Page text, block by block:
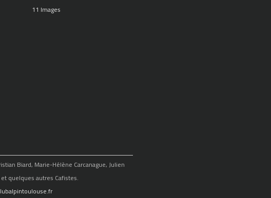
11 Images
Biard, Marie-Hélène Carcanague, Julien
quelques autres Cafistes.